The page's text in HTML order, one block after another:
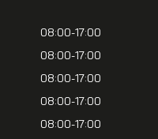
08:00-17:00
08:00-17:00
08:00-17:00
08:00-17:00
08:00-17:00